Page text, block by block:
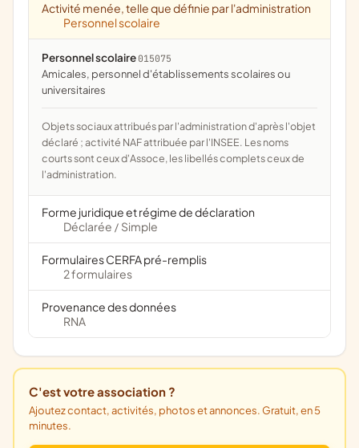
Activité menée, telle que définie par l'administration
Personnel scolaire
Personnel scolaire 015075
amicales, personnel d'établissements scolaires ou
universitaires
Objets sociaux attribués par l'administration d'après l'objet
déclaré ; activité NAF attribuée par l'INSEE. Les noms
courts sont ceux d'Assoce, les libellés complets ceux de
l'administration.
Forme juridique et régime de déclaration
Déclarée / Simple
Formulaires CERFA pré-remplis
2 formulaires
Provenance des données
RNA
C'est votre association ?
Ajoutez contact, activités, photos et annonces. Gratuit, en 5
minutes.